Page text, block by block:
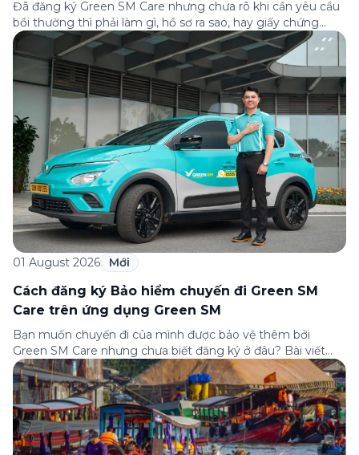
Đã đăng ký Green SM Care nhưng chưa rõ khi cần yêu cầu
bồi thường thì phải làm gì, hồ sơ ra sao, hay giấy chứng
nhận bảo hiểm tìm ở đâu? Bài viết này tổng hợp đầy đủ các
câu hỏi thường gặp nhất về quy trình bồi thường và hỗ trợ
của Green […]
01 August 2026 Mới
Cách đăng ký Bảo hiểm chuyến đi Green SM
Care trên ứng dụng Green SM
Bạn muốn chuyến đi của mình được bảo vệ thêm bởi
Green SM Care nhưng chưa biết đăng ký ở đâu? Bài viết
dưới đây sẽ hướng dẫn chi tiết cách tham gia (và hủy tham
gia) gói bảo hiểm này ngay trên ứng dụng Green SM, cùng
những lưu ý quan trọng trước khi […]